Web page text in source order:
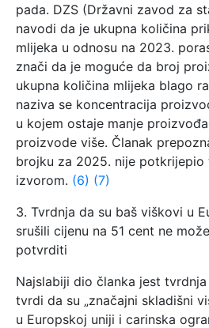
pada. DZS (Državni zavod za
navodi da je ukupna količina
mlijeka u odnosu na 2023.
znači da je moguće da broj
ukupna količina mlijeka blago
naziva se koncentracija
u kojem ostaje manje
proizvode više. Članak
brojku za 2025. nije potkrijepio
izvorom. (6) (7)
3. Tvrdnja da su baš viškovi u
srušili cijenu na 51 cent ne
potvrditi
Najslabiji dio članka jest
tvrdi da su „značajni skladišni
u Europskoj uniji i carinska